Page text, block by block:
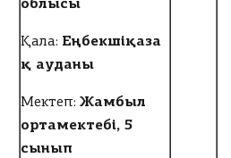
Қала: Еңбекшіқаза
қ ауданы
Мектеп: Жамбыл
ортамектебі, 5
сынып